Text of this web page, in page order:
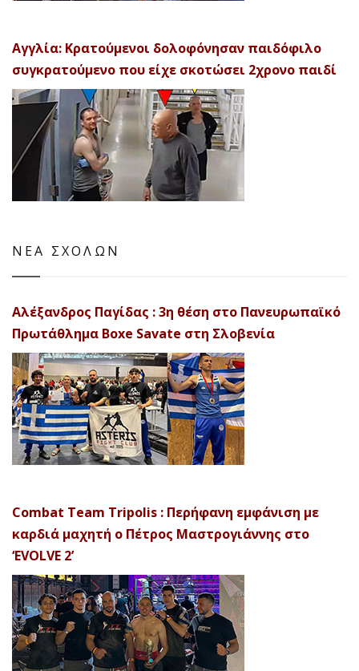
Αγγλία: Κρατούμενοι δολοφόνησαν παιδόφιλο
συγκρατούμενο που είχε σκοτώσει 2χρονο παιδί
ΝΕΑ ΣΧΟΛΩΝ
Αλέξανδρος Παγίδας : 3η θέση στο Πανευρωπαϊκό
Πρωτάθλημα Boxe Savate στη Σλοβενία
Combat Team Tripolis : Περήφανη εμφάνιση με
καρδιά μαχητή ο Πέτρος Μαστρογιάννης στο
‘EVOLVE 2’